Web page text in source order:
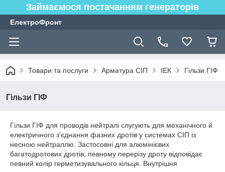
Займаємося постачанням генераторів
ЕлектроФронт
Товари та послуги Арматура СІП ІЕК Гільзи ГІФ
Гільзи ГІФ
Гільзи ГІФ для проводів нейтралі слугують для механічного й
електричного з'єднання фазних дротів у системах СІП із
несною нейтраллю. Застосовні для алюмінієвих
багатодротових дротів; певному перерізу дроту відповідає
певний колір герметизувального кільця. Внутрішня